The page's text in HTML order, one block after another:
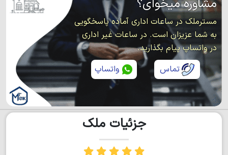
مشاوره میخوای؟
مسترملک در ساعات اداری آماده پاسخگویی
به شما عزیزان است. در ساعات غیر اداری
در واتساپ پیام بگذارید.
تماس
واتساپ
جزئیات ملک